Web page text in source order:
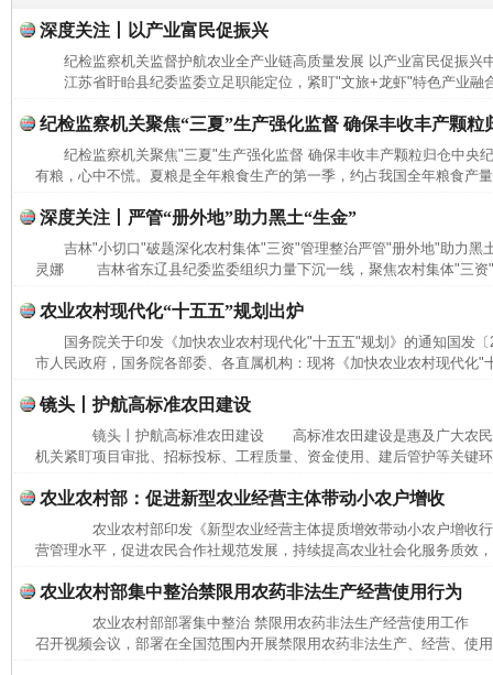
深度关注丨以产业富民促振兴
纪检监察机关监督护航农业全产业链高质量发展 以产业富民促振兴
江苏省盱眙县纪委监委立足职能定位，紧盯"文旅+龙虾"特色产业融
纪检监察机关聚焦“三夏”生产强化监督 确保丰收丰产颗粒
纪检监察机关聚焦"三夏"生产强化监督 确保丰收丰产颗粒归仓中
有粮，心中不慌。夏粮是全年粮食生产的第一季，约占我国全年粮食产
深度关注丨严管“册外地”助力黑土“生金”
吉林"小切口"破题深化农村集体"三资"管理整治严管"册外地"助力黑
灵娜 吉林省东辽县纪委监委组织力量下沉一线，聚焦农村集体"三资
农业农村现代化“十五五”规划出炉
国务院关于印发《加快农业农村现代化"十五五"规划》的通知国发
市人民政府，国务院各部委、各直属机构：现将《加快农业农村现代化"
镜头丨护航高标准农田建设
镜头丨护航高标准农田建设 高标准农田建设是惠及广大农民
机关紧盯项目审批、招标投标、工程质量、资金使用、建后管护等关键
农业农村部：促进新型农业经营主体带动小农户增收
农业农村部印发《新型农业经营主体提质增效带动小农户增收
营管理水平，促进农民合作社规范发展，持续提高农业社会化服务质效
农业农村部集中整治禁限用农药非法生产经营使用行为
农业农村部部署集中整治 禁限用农药非法生产经营使用工作
召开视频会议，部署在全国范围内开展禁限用农药非法生产、经营、使